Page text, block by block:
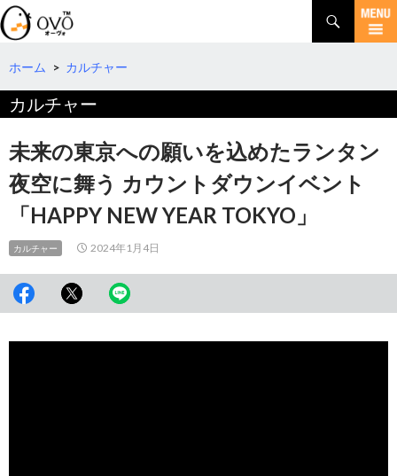
検
索
コ
テ
ツ
へ
動
ホーム > カルチャー
カルチャー
未来の東京への願いを込めたランタン
夜空に舞う カウントダウンイベント
「HAPPY NEW YEAR TOKYO」
カルチャー 2024年1月4日